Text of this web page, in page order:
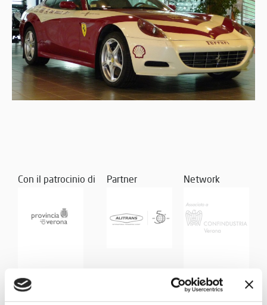
Con il patrocinio di Partner Network